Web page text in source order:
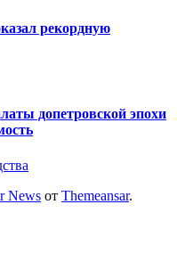
рекордную
допетровской эпохи
News от Themeansar.